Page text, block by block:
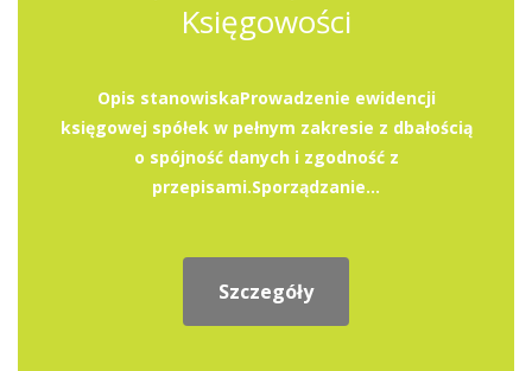
Księgowości
Opis stanowiskaProwadzenie ewidencji
księgowej spółek w pełnym zakresie z dbałością
o spójność danych i zgodność z
przepisami.Sporządzanie...
Szczegóły